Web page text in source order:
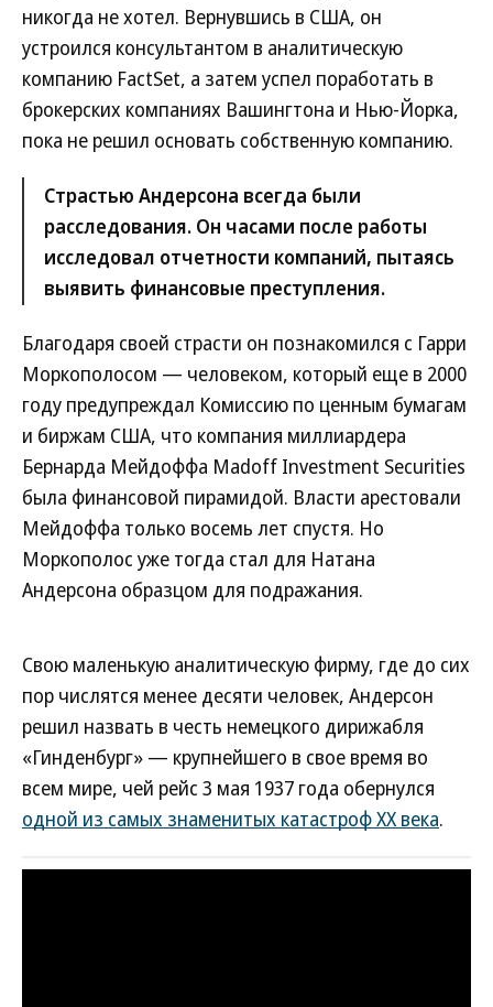
никогда не хотел. Вернувшись в США, он
устроился консультантом в аналитическую
компанию FactSet, а затем успел поработать в
брокерских компаниях Вашингтона и Нью-Йорка,
пока не решил основать собственную компанию.
Страстью Андерсона всегда были
расследования. Он часами после работы
исследовал отчетности компаний, пытаясь
выявить финансовые преступления.
Благодаря своей страсти он познакомился с Гарри
Моркополосом — человеком, который еще в 2000
году предупреждал Комиссию по ценным бумагам
и биржам США, что компания миллиардера
Бернарда Мейдоффа Madoff Investment Securities
была финансовой пирамидой. Власти арестовали
Мейдоффа только восемь лет спустя. Но
Моркополос уже тогда стал для Натана
Андерсона образцом для подражания.
Свою маленькую аналитическую фирму, где до сих
пор числятся менее десяти человек, Андерсон
решил назвать в честь немецкого дирижабля
«Гинденбург» — крупнейшего в свое время во
всем мире, чей рейс 3 мая 1937 года обернулся
одной из самых знаменитых катастроф XX века.